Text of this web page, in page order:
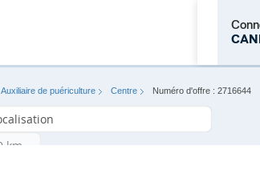
Auxiliaire de puériculture Centre Numéro d'offre : 2716644